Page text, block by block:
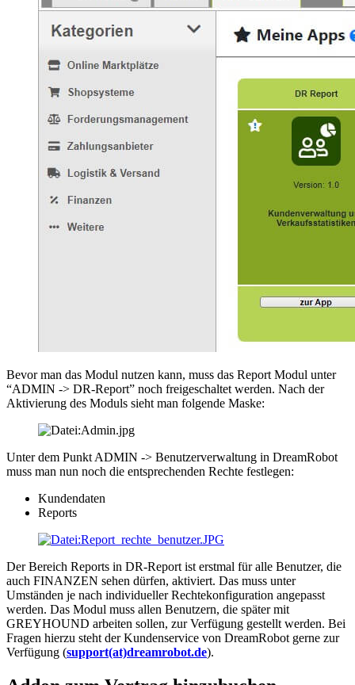
Bevor man das Modul nutzen kann, muss das Report Modul unter
“ADMIN -> DR-Report” noch freigeschaltet werden. Nach der
Aktivierung des Moduls sieht man folgende Maske:
Unter dem Punkt ADMIN -> Benutzerverwaltung in DreamRobot
muss man nun noch die entsprechenden Rechte festlegen:
Kundendaten
Reports
Der Bereich Reports in DR-Report ist erstmal für alle Benutzer, die
auch FINANZEN sehen dürfen, aktiviert. Das muss unter
Umständen je nach individueller Rechtekonfiguration angepasst
werden. Das Modul muss allen Benutzern, die später mit
GREYHOUND arbeiten sollen, zur Verfügung gestellt werden. Bei
Fragen hierzu steht der Kundenservice von DreamRobot gerne zur
Verfügung (support(at)dreamrobot.de).